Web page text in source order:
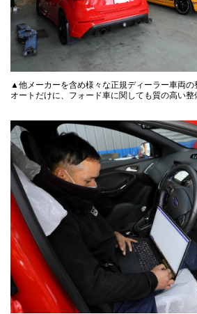
▲他メーカーを含め様々な正規ディーラー車両
オートだけに、フォード車に関しても質の高い整